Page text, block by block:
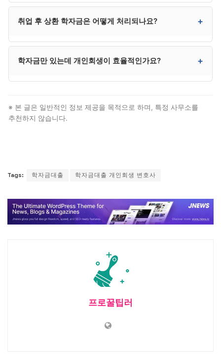
명확히 확인하시는 것이 매우 중요합니다.
개인회생 대상이며 면책 가능합니다.
취업 후 상환 학자금은 어떻게 처리되나요? +
함께 일괄 정리됩니다. 다만 소득 발생 전이라면 신청
학자금만 있는데 개인회생이 효율적인가요? +
분할납부 등 제도를 우선 검토하시는 것이 비용 대비
효율적입니다. 다른 채무와 합쳐진 경우 개인회생이
※ 본 글은 일반적인 정보 제공을 목적으로 하며, 특정 사무소를
추천하지 않습니다.
Tags: 학자금대출 학자금대출 개인회생 변호사
프로꿀팁러